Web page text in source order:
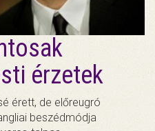
érzetek
érett, de előreugró
beszédmódja